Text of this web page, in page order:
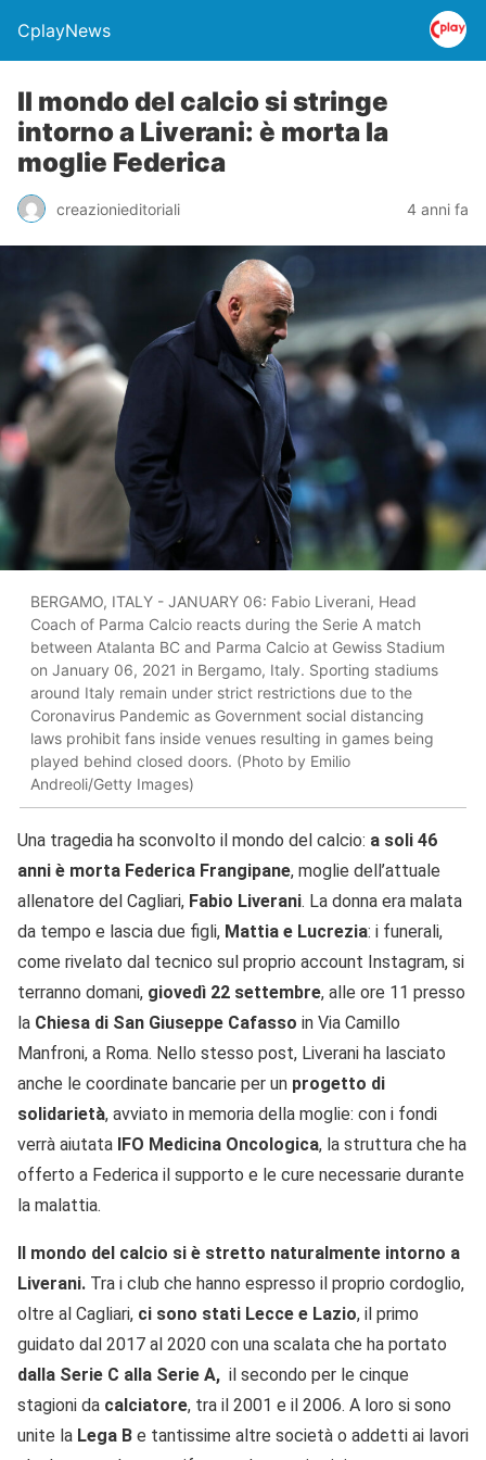
CplayNews
Il mondo del calcio si stringe
intorno a Liverani: è morta la
moglie Federica
creazionieditoriali 4 anni fa
BERGAMO, ITALY - JANUARY 06: Fabio Liverani, Head
Coach of Parma Calcio reacts during the Serie A match
between Atalanta BC and Parma Calcio at Gewiss Stadium
on January 06, 2021 in Bergamo, Italy. Sporting stadiums
around Italy remain under strict restrictions due to the
Coronavirus Pandemic as Government social distancing
laws prohibit fans inside venues resulting in games being
played behind closed doors. (Photo by Emilio
Andreoli/Getty Images)
Una tragedia ha sconvolto il mondo del calcio: a soli 46
anni è morta Federica Frangipane, moglie dell’attuale
allenatore del Cagliari, Fabio Liverani. La donna era malata
da tempo e lascia due figli, Mattia e Lucrezia: i funerali,
come rivelato dal tecnico sul proprio account Instagram, si
terranno domani, giovedì 22 settembre, alle ore 11 presso
la Chiesa di San Giuseppe Cafasso in Via Camillo
Manfroni, a Roma. Nello stesso post, Liverani ha lasciato
anche le coordinate bancarie per un progetto di
solidarietà, avviato in memoria della moglie: con i fondi
verrà aiutata IFO Medicina Oncologica, la struttura che ha
offerto a Federica il supporto e le cure necessarie durante
la malattia.
Il mondo del calcio si è stretto naturalmente intorno a
Liverani. Tra i club che hanno espresso il proprio cordoglio,
oltre al Cagliari, ci sono stati Lecce e Lazio, il primo
guidato dal 2017 al 2020 con una scalata che ha portato
dalla Serie C alla Serie A, il secondo per le cinque
stagioni da calciatore, tra il 2001 e il 2006. A loro si sono
unite la Lega B e tantissime altre società o addetti ai lavori